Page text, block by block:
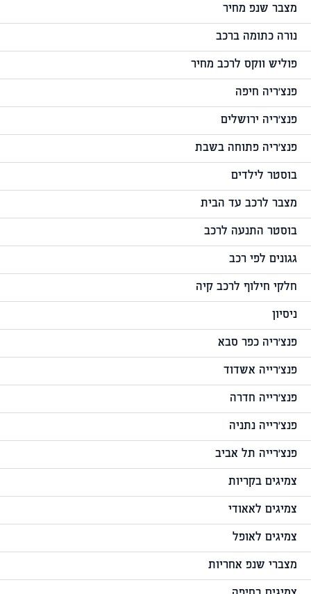
מצבר שנפ מחיר
נורה כתומה ברכב
פוליש ווקס לרכב מחיר
פנצ'ריה חיפה
פנצ'ריה ירושלים
פנצ'ריה פתוחה בשבת
בוסטר לילדים
מצבר לרכב עד הבית
בוסטר התנעה לרכב
גגונים לפי רכב
חלקי חילוף לרכב קיה
ניסיון
פנצ'ריה כפר סבא
פנצ'רייה אשדוד
פנצ'רייה חדרה
פנצ'רייה נתניה
פנצ'רייה תל אביב
צמיגים בקריות
צמיגים לאאודי
צמיגים לאופל
מצברי שנפ אחריות